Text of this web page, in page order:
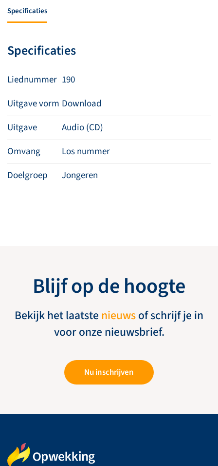
niet
aantal
Specificaties
Specificaties
Liednummer 190
Uitgave vorm Download
Uitgave
Audio (CD)
Omvang
Los nummer
Doelgroep
Jongeren
Blijf op de hoogte
Bekijk het laatste nieuwsof schrijf je in
voor onze nieuwsbrief.
Nu inschrijven